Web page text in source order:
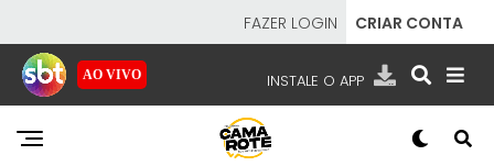
FAZER LOGIN CRIAR CONTA
AO VIVO INSTALE O APP
EMISSORAS